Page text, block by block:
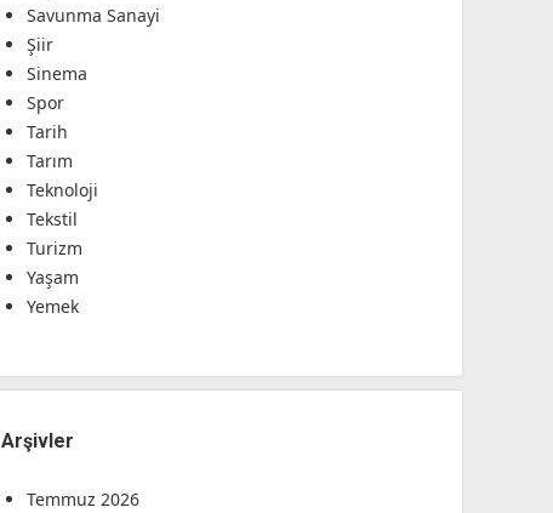
Savunma Sanayi
Şiir
Sinema
Spor
Tarih
Tarım
Teknoloji
Tekstil
Turizm
Yaşam
Yemek
Arşivler
Temmuz 2026